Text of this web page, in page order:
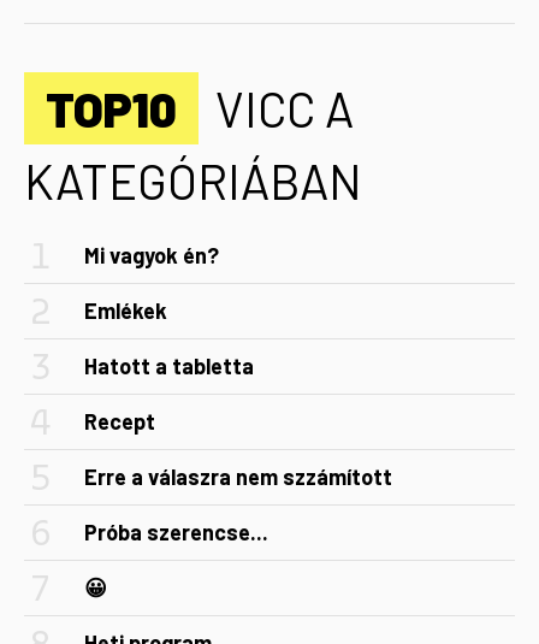
TOP10
VICC A
KATEGÓRIÁBAN
Mi vagyok én?
Emlékek
Hatott a tabletta
Recept
Erre a válaszra nem szzámított
Próba szerencse...
😀